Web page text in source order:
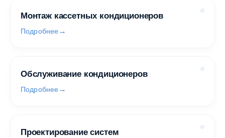
Монтаж кассетных кондиционеров
Подробнее
Обслуживание кондиционеров
Подробнее
Проектирование систем